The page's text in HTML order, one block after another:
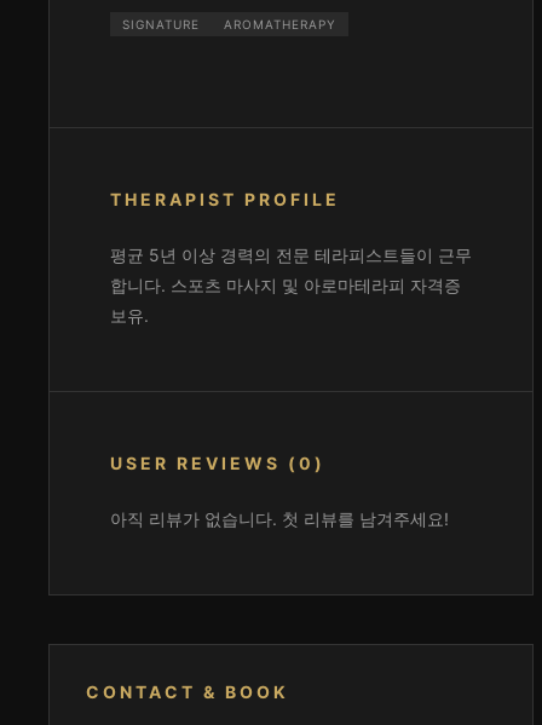
SIGNATURE AROMATHERAPY
THERAPIST PROFILE
평균 5년 이상 경력의 전문 테라피스트들이 근무
합니다. 스포츠 마사지 및 아로마테라피 자격증
보유.
USER REVIEWS (0)
아직 리뷰가 없습니다. 첫 리뷰를 남겨주세요!
CONTACT & BOOK